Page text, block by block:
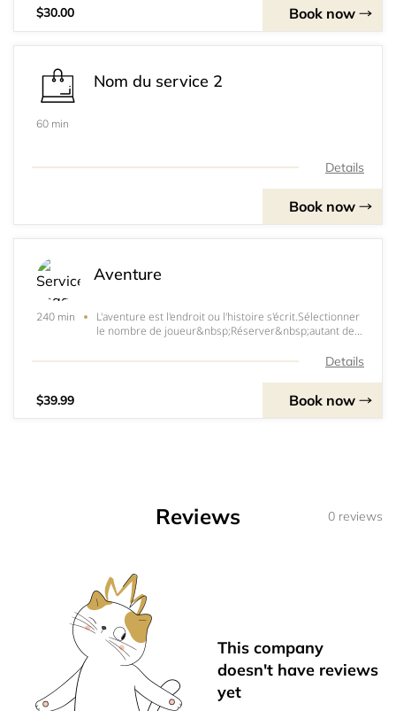
$30.00 Book now
Nom du service 2
60 min
Details
Book now
Aventure
240 min
L'aventure est l'endroit ou l'histoire s'écrit.Sélectionner
le nombre de joueur&nbsp;Réserver&nbsp;autant de
unique,&nbsp;hebdomadaire ou bi-
Details
$39.99 Book now
Reviews 0 reviews
This company
doesn't have reviews
yet